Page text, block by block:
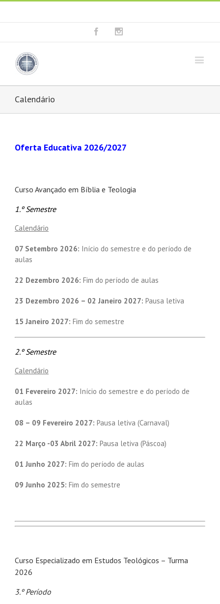
Facebook
Calendário
Oferta Educativa 2026/2027
Curso Avançado em Bíblia e Teologia
1.º Semestre
Calendário
07 Setembro 2026: Início do semestre e do período de
aulas
22 Dezembro 2026: Fim do período de aulas
23 Dezembro 2026 – 02 Janeiro 2027: Pausa letiva
15 Janeiro 2027: Fim do semestre
2.º Semestre
Calendário
01 Fevereiro 2027: Início do semestre e do período de
aulas
08 – 09 Fevereiro 2027: Pausa letiva (Carnaval)
22 Março -03 Abril 2027: Pausa letiva (Páscoa)
01 Junho 2027: Fim do período de aulas
09 Junho 2025: Fim do semestre
Curso Especializado em Estudos Teológicos – Turma
2026
3.º Período